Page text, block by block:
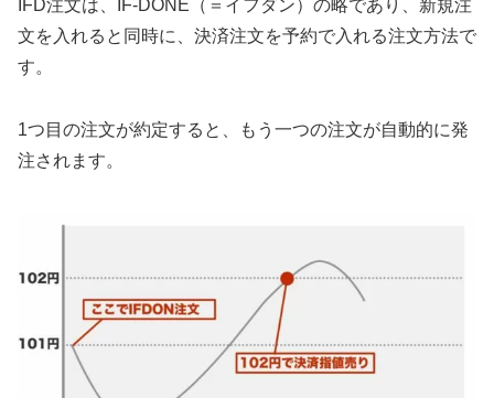
IFD注文は、IF-DONE（＝イフダン）の略であり、新規注
文を入れると同時に、決済注文を予約で入れる注文方法で
す。
1つ目の注文が約定すると、もう一つの注文が自動的に発
注されます。